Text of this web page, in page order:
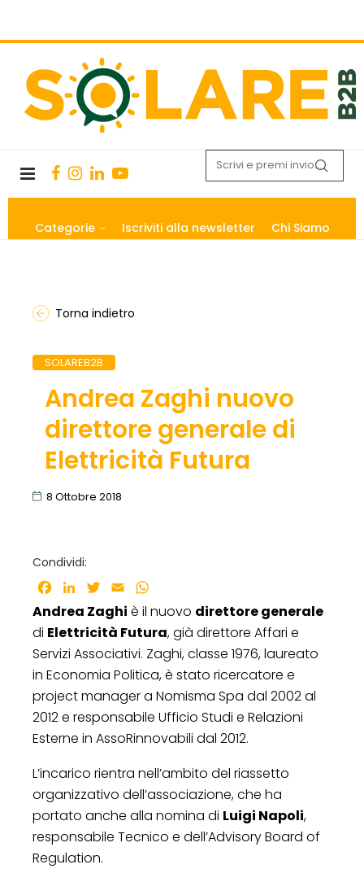
Categorie Iscriviti alla newsletter Chi Siamo
Torna indietro
SOLAREB2B
Andrea Zaghi nuovo
direttore generale di
Elettricità Futura
8 Ottobre 2018
Condividi:
Facebook
LinkedInTwitter
Email
Andrea Zaghi è il nuovo direttore generale
di Elettricità Futura, già direttore Affari e
Servizi Associativi. Zaghi, classe 1976, laureato
in Economia Politica, è stato ricercatore e
project manager a Nomisma Spa dal 2002 al
2012 e responsabile Ufficio Studi e Relazioni
Esterne in AssoRinnovabili dal 2012.
L’incarico rientra nell’ambito del riassetto
organizzativo dell’associazione, che ha
portato anche alla nomina di Luigi Napoli,
responsabile Tecnico e dell’Advisory Board of
Regulation.